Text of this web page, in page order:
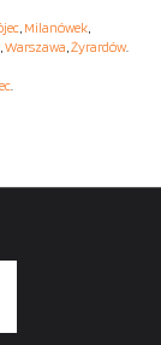
, Milanówek,
,Warszawa,Żyrardów.
.